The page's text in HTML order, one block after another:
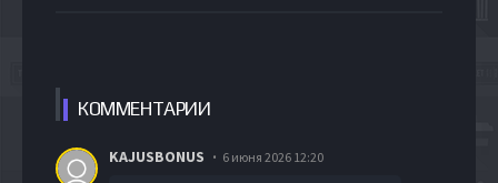
КОММЕНТАРИИ
KAJUSBONUS 6 июня 2026 12:20